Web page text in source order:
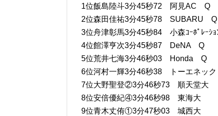
1位飯島陸斗3分45秒72 阿見AC Q
2位森田佳祐3分45秒78 SUBARU Q
3位舟津彰馬3分45秒84 小森ｺｰﾎﾟﾚｰｼ
4位館澤亨次3分45秒87 DeNA Q
5位荒井七海3分46秒03 Honda Q
6位河村一輝3分46秒38 トーエネッ
7位大野聖登②3分46秒73 順天堂大
8位安倍優紀④3分46秒98 東海大
9位青木丈侑①3分47秒03 城西大